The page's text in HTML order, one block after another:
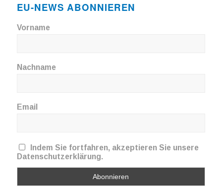
EU-NEWS ABONNIEREN
Vorname
Nachname
Email
Indem Sie fortfahren, akzeptieren Sie unsere
Datenschutzerklärung.